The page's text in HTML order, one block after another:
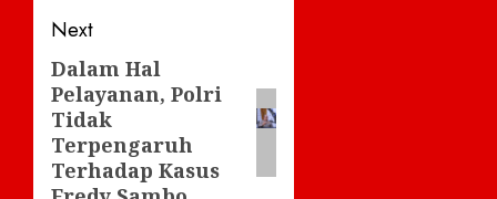
Next
Next
post:
Dalam Hal
Pelayanan, Polri
Tidak
Terpengaruh
Terhadap Kasus